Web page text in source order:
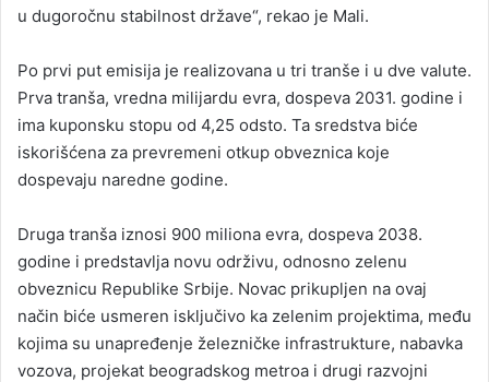
u dugoročnu stabilnost države“, rekao je Mali.
Po prvi put emisija je realizovana u tri tranše i u dve valute.
Prva tranša, vredna milijardu evra, dospeva 2031. godine i
ima kuponsku stopu od 4,25 odsto. Ta sredstva biće
iskorišćena za prevremeni otkup obveznica koje
dospevaju naredne godine.
Druga tranša iznosi 900 miliona evra, dospeva 2038.
godine i predstavlja novu održivu, odnosno zelenu
obveznicu Republike Srbije. Novac prikupljen na ovaj
način biće usmeren isključivo ka zelenim projektima, među
kojima su unapređenje železničke infrastrukture, nabavka
vozova, projekat beogradskog metroa i drugi razvojni